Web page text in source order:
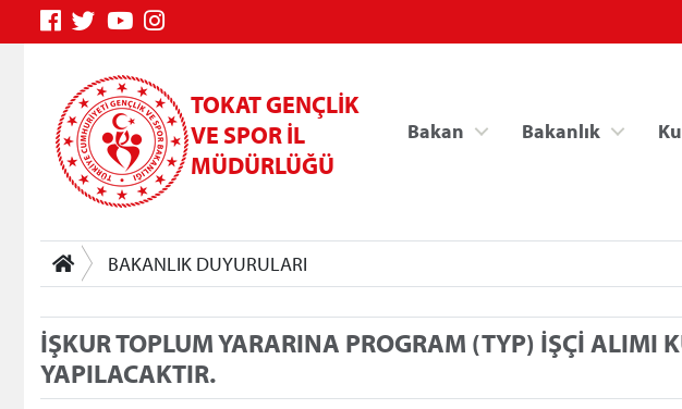
TOKAT GENÇLİK
VE SPOR İL
MÜDÜRLÜĞÜ
Bakan Bakanlık
BAKANLIK DUYURULARI
İŞKUR TOPLUM YARARINA PROGRAM (TYP) İŞÇİ ALIMI
YAPILACAKTIR.
Genç Bilgi Sistemi